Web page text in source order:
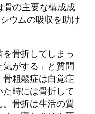
骨の主要な構成成
ウムの吸収を助け
骨折してしまっ
がする」と質問
粗鬆症は自覚症
時には骨折して
骨折は生活の質